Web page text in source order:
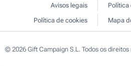
Avisos legais
Política
Política de cookies
Mapa
© 2026 Gift Campaign S.L. Todos os direitos